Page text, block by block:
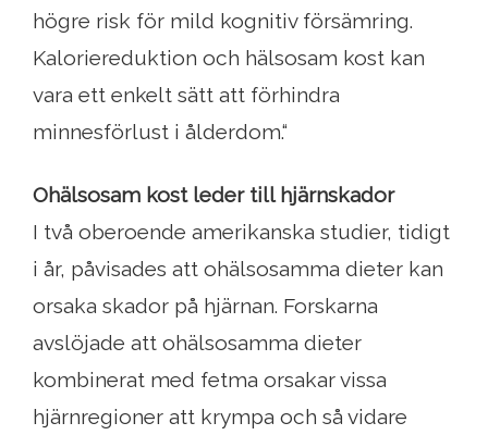
högre risk för mild kognitiv försämring.
Kaloriereduktion och hälsosam kost kan
vara ett enkelt sätt att förhindra
minnesförlust i ålderdom.“
Ohälsosam kost leder till hjärnskador
I två oberoende amerikanska studier, tidigt
i år, påvisades att ohälsosamma dieter kan
orsaka skador på hjärnan. Forskarna
avslöjade att ohälsosamma dieter
kombinerat med fetma orsakar vissa
hjärnregioner att krympa och så vidare